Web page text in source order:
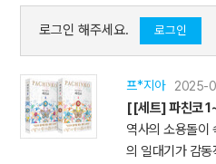
로그인 해주세요. 로그인
프*지아 2025-
[[세트] 파친코
역사의 소용돌이
의 일대기가 감